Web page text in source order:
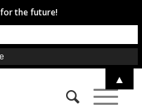
the future!
▲